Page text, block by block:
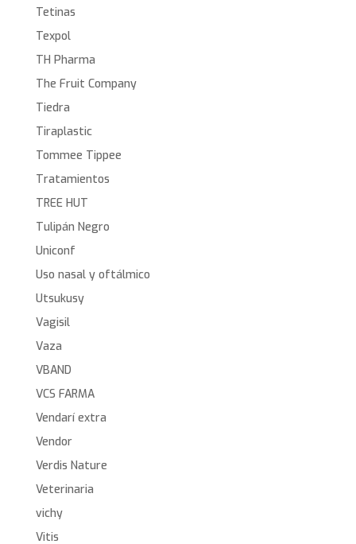
Tetinas
Texpol
TH Pharma
The Fruit Company
Tiedra
Tiraplastic
Tommee Tippee
Tratamientos
TREE HUT
Tulipán Negro
Uniconf
Uso nasal y oftálmico
Utsukusy
Vagisil
Vaza
VBAND
VCS FARMA
Vendarí extra
Vendor
Verdis Nature
Veterinaria
vichy
Vitis